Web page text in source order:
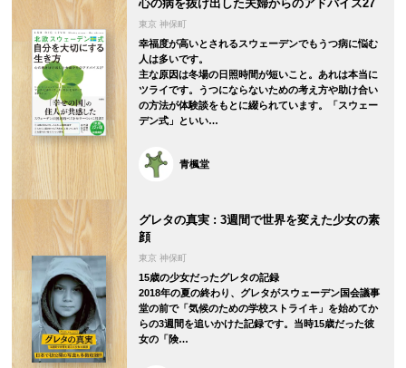
心の病を抜け出した夫婦からのアドバイス27
東京 神保町
幸福度が高いとされるスウェーデンでもうつ病に悩む
人は多いです。
主な原因は冬場の日照時間が短いこと。あれは本当に
ツライです。うつにならないための考え方や助け合い
の方法が体験談をもとに綴られています。「スウェー
デン式」といい…
青楓堂
グレタの真実 : 3週間で世界を変えた少女の素
顔
東京 神保町
15歳の少女だったグレタの記録
2018年の夏の終わり、グレタがスウェーデン国会議事
堂の前で「気候のための学校ストライキ」を始めてか
らの3週間を追いかけた記録です。当時15歳だった彼
女の「険…